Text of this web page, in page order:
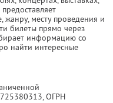
жанру, месту проведения и
билеты прямо через
информацию со
найти интересные
, ОГРН